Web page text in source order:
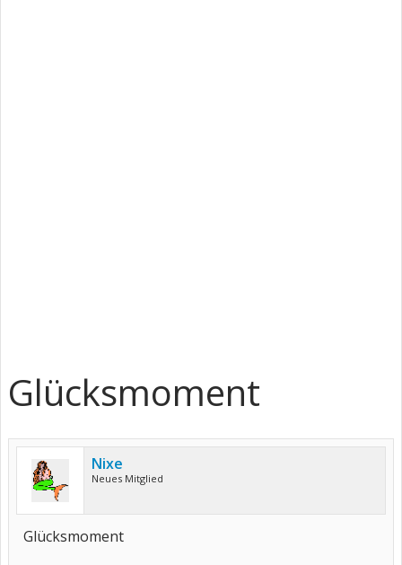
Glücksmoment
Nixe
Neues Mitglied
Glücksmoment